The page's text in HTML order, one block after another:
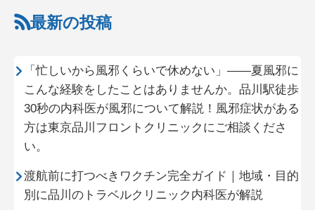
最新の投稿
「忙しいから風邪くらいで休めない」——夏風邪に
こんな経験をしたことはありませんか。品川駅徒歩
30秒の内科医が風邪について解説！風邪症状がある
方は東京品川フロントクリニックにご相談くださ
い。
渡航前に打つべきワクチン完全ガイド｜地域・目的
別に品川のトラベルクリニック内科医が解説